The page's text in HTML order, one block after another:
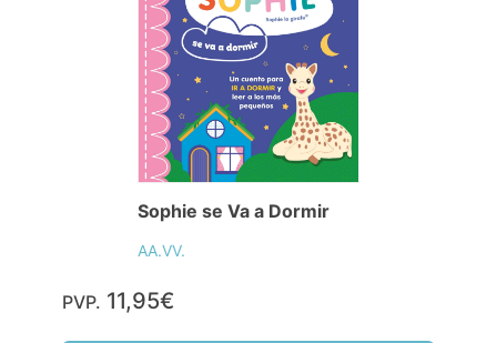
Sophie se Va a Dormir
AA.VV.
PVP. 11,95€